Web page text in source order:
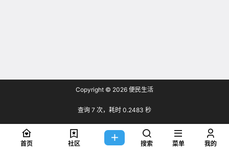
Copyright © 2026 便民生活
查询 7 次，耗时 0.2483 秒
首页 社区 搜索 菜单 我的